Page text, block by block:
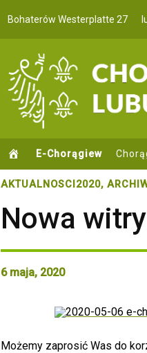
Bohaterów Westerplatte 27
​
​
E-Chorągiew
AKTUALNOSCI2020,
Nowa
6 maja, 2020
Możemy zaprosić Was do